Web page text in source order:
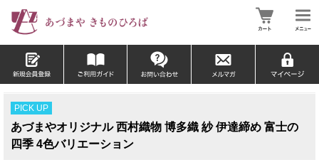
PICK UP
あづまやオリジナル 西村織物 博多織 紗 伊達締め 富士の
四季 4色バリエーション